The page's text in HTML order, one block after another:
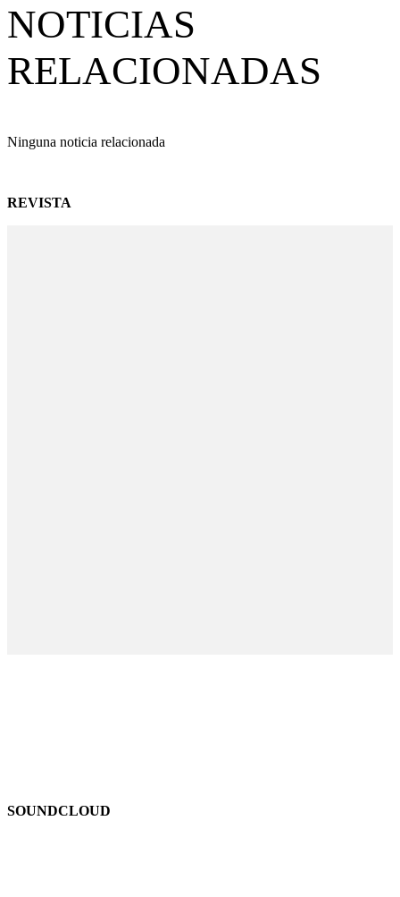
NOTICIAS
RELACIONADAS
Ninguna noticia relacionada
REVISTA
SOUNDCLOUD